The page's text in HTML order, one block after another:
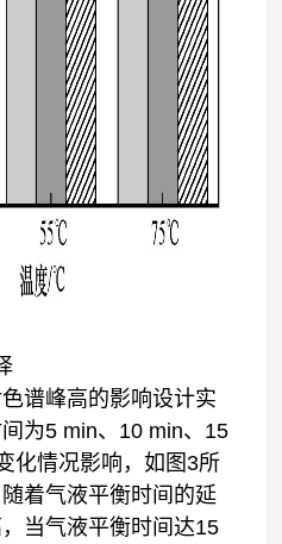
谱峰高的影响设计实
为5 min、10 min、15
化情况影响，如图3所
着气液平衡时间的延
当气液平衡时间达15